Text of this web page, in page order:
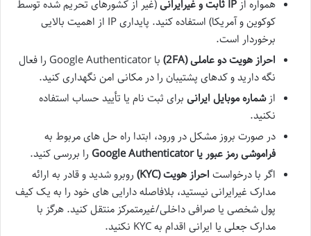
همواره از IP ثابت و غیرایرانی
(غیر از کشورهای تحریم شده توسط
کوکوین و آمریکا) استفاده کنید. پایداری IP از اهمیت بالایی
برخوردار است.
احراز هویت دو عاملی (2FA)
با Google Authenticator را فعال
نگه دارید و کدهای پشتیبان را در مکانی امن نگهداری کنید.
ازشماره موبایل ایرانی برای ثبت نام یا تأیید حساب استفاده
نکنید.
در صورت بروز مشکل در ورود، ابتدا راه حل های مربوط به
فراموشی رمز عبور یا Google Authenticator
را بررسی کنید.
اگر با درخواست احراز هویت (KYC)
روبرو شدید و قادر به ارائه
مدارک غیرایرانی نیستید، بلافاصله دارایی های خود را به یک کیف
پول شخصی یا صرافی داخلی/غیرمتمرکز منتقل کنید. هرگز با
مدارک جعلی یا ایرانی اقدام به KYC نکنید.